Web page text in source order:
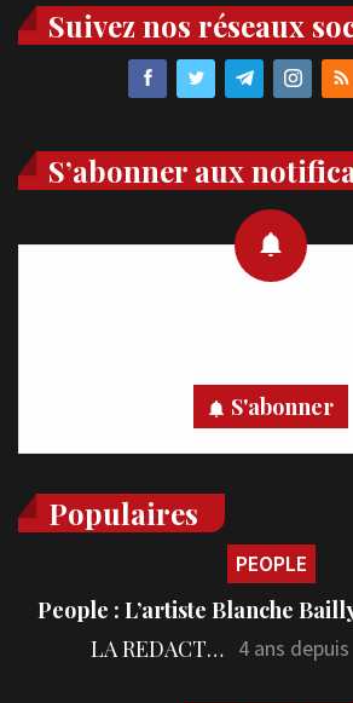
Suivez nos réseaux
S’abonner aux
S'abonner
Populaires
PEOPLE
People : L’artiste Blanche
LA REDACTION 4 ans depuis